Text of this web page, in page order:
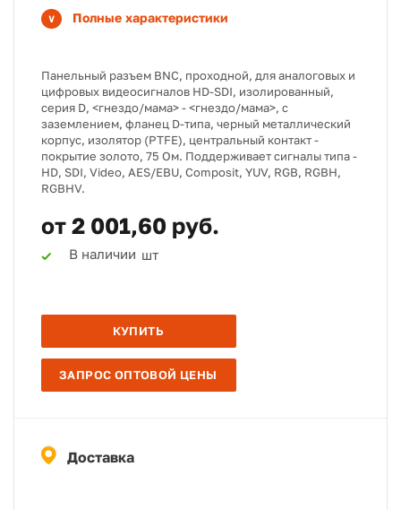
Полные характеристики
Панельный разъем BNC, проходной, для аналоговых и
цифровых видеосигналов HD-SDI, изолированный,
серия D, <гнездо/мама> - <гнездо/мама>, с
заземлением, фланец D-типа, черный металлический
корпус, изолятор (PTFE), центральный контакт -
покрытие золото, 75 Ом. Поддерживает сигналы типа -
HD, SDI, Video, AES/EBU, Composit, YUV, RGB, RGBH,
RGBHV.
от 2 001,60 руб.
В наличии шт
КУПИТЬ
ЗАПРОС ОПТОВОЙ ЦЕНЫ
Доставка